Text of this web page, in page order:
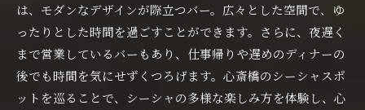
は、モダンなデザインが際立つバー。広々とした空間で、ゆ
ったりとした時間を過ごすことができます。さらに、夜遅く
まで営業しているバーもあり、仕事帰りや遅めのディナーの
後でも時間を気にせずくつろげます。心斎橋のシーシャスポ
ットを巡ることで、シーシャの多様な楽しみ方を体験し、心